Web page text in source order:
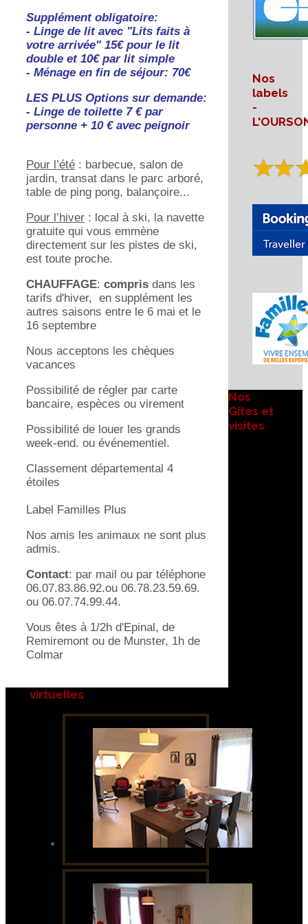
Nos
labels
-
Supplément obligatoire:
- Linge de lit avec "Lits faits à
votre arrivée" 15€ pour le lit
double et 10€ par lit simple
- Ménage en fin de séjour: 70€
LES PLUS Options sur demande:
- Linge de toilette 7 € par
personne + 10 € avec peignoir
Pour l’été : barbecue, salon de
jardin, transat dans le parc arboré,
table de ping pong, balançoire...
Pour l’hiver : local à ski, la navette
gratuite qui vous emmène
directement sur les pistes de ski,
est toute proche.
CHAUFFAGE: compris dans les
tarifs d'hiver, en supplément les
autres saisons entre le 6 mai et le
16 septembre
Nous acceptons les chèques
vacances
Possibilité de régler par carte
bancaire, espèces ou virement
Possibilité de louer les grands
week-end. ou événementiel.
Classement départemental 4
étoiles
Label Familles Plus
Nos amis les animaux ne sont plus
admis.
Contact: par mail ou par téléphone
06.07.83.86.92.ou 06.78.23.59.69.
ou 06.07.74.99.44.
Vous êtes à 1/2h d'Epinal, de
Remiremont ou de Munster, 1h de
Colmar
Nos
Gîtes et
visites
virtuelles